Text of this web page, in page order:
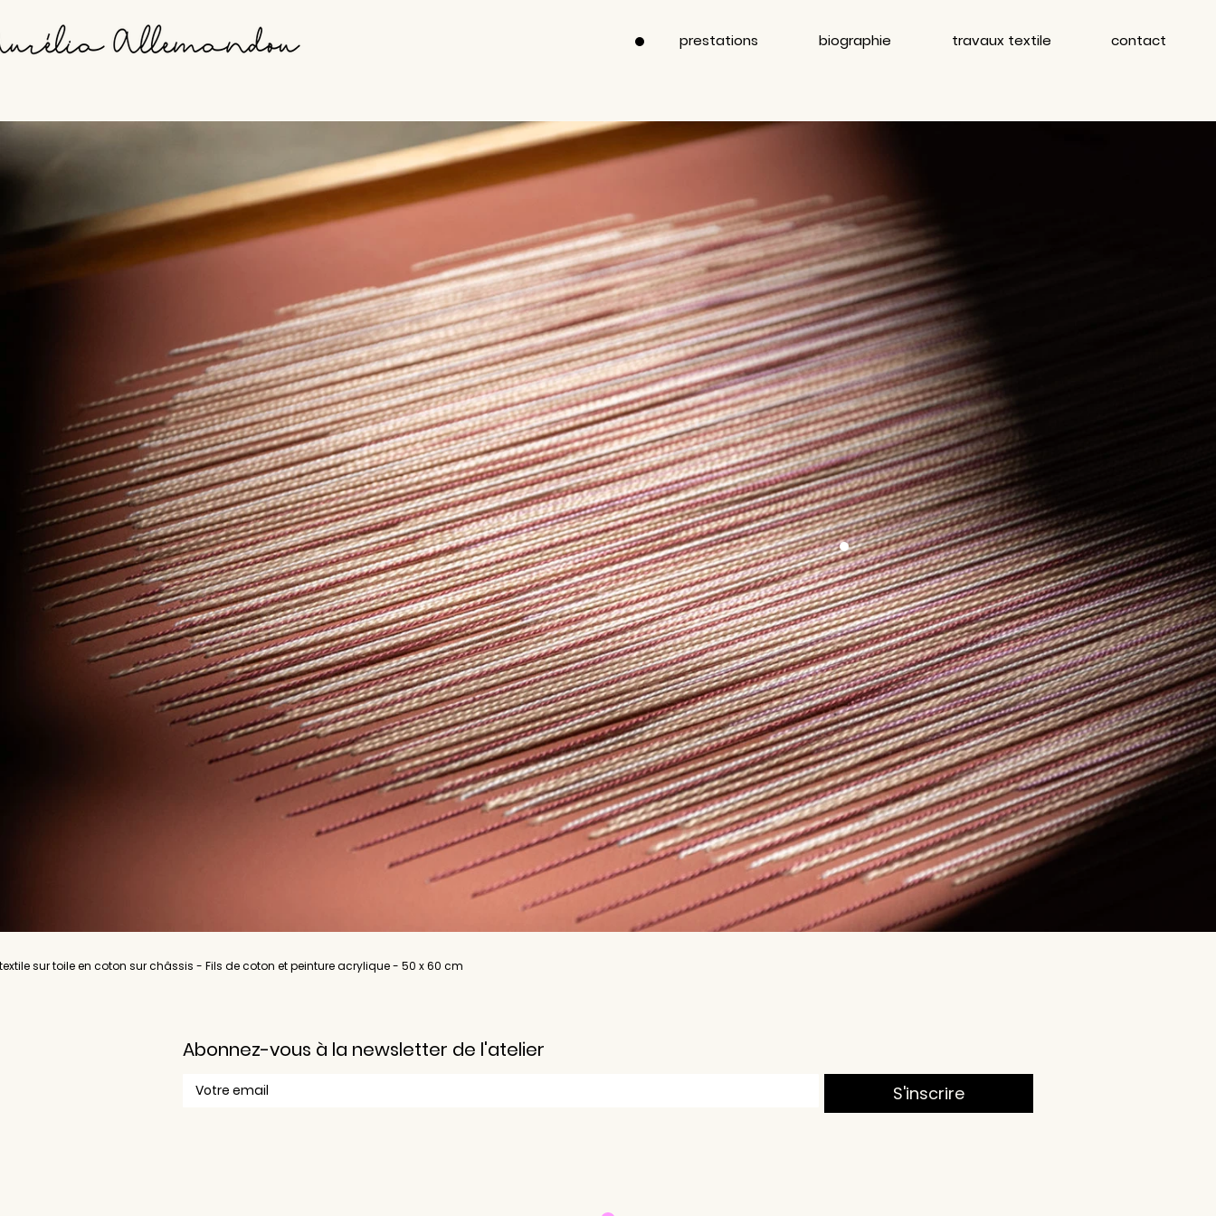
prestations biographie travaux textile contact
sur toile en coton sur châssis - Fils de coton et peinture acrylique - 50 x 60 cm
Abonnez-vous à la newsletter de l'atelier
S'inscrire